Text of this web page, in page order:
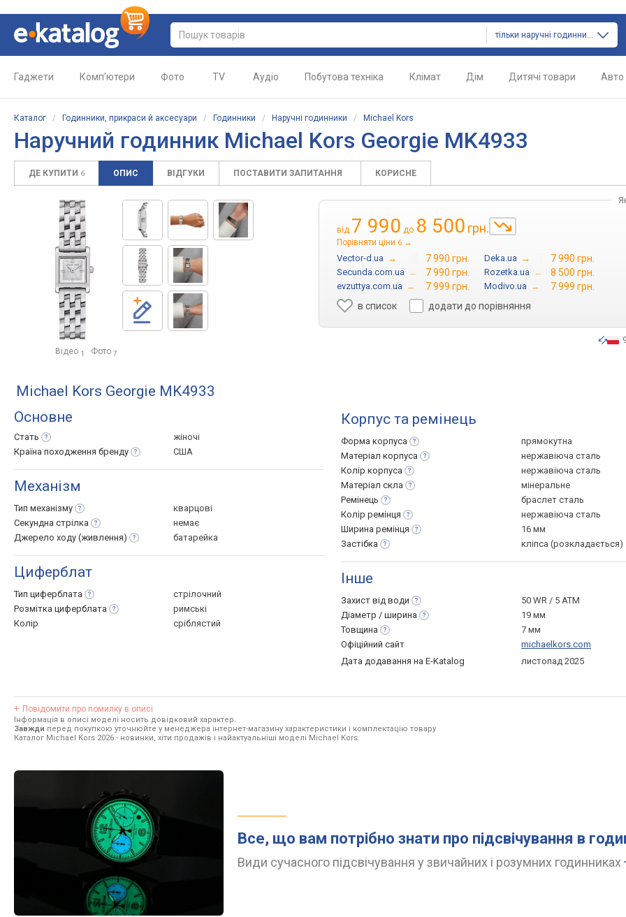
тільки наручні годинники
Гаджети Комп'ютери Фото TV Аудіо Побутова техніка Клімат Дім Дитячі товари Авто
Каталог / Годинники, прикраси й аксесуари / Годинники / Наручні годинники / Michael Kors
Наручний годинник Michael Kors Georgie MK4933
ДЕ КУПИТИ 6 ОПИС ВІДГУКИ ПОСТАВИТИ ЗАПИТАННЯ КОРИСНЕ
Відео 1 Фото 7
від 7 990 до 8 500 грн.
Порівняти ціни 6 →
Vector-d.ua → 7 990 грн. Deka.ua → 7 990 грн.
Secunda.com.ua → 7 990 грн. Rozetka.ua → 8 500 грн.
evzuttya.com.ua → 7 999 грн. Modivo.ua →
7 999 грн.
в список
додати до порівняння
Michael Kors Georgie MK4933
Основне
Стать
жіночі
Країна походження бренду США
Механізм
Тип механізму
кварцові
Секундна стрілка
немає
Джерело ходу (живлення) батарейка
Циферблат
Тип циферблата
стрілочний
Розмітка циферблата
римські
Колір
сріблястий
Корпус та ремінець
Форма корпуса
прямокутна
Матеріал корпуса
нержавіюча сталь
Колір корпуса
нержавіюча сталь
Матеріал скла
мінеральне
Ремінець
браслет сталь
Колір ремінця
нержавіюча сталь
Ширина ремінця
16 мм
Застібка
кліпса (розкладається)
Інше
Захист від води
50 WR / 5 ATM
Діаметр / ширина
19 мм
Товщина
7 мм
Офіційний сайт
michaelkors.com
Дата додавання на E-Katalog
листопад 2025
Повідомити про помилку в описі
Інформація в описі моделі носить довідковий характер.
Завжди перед покупкою уточнюйте у менеджера інтернет-магазину характеристики і комплектацію товару
Каталог Michael Kors 2026 - новинки, хіти продажів і найактуальніші моделі Michael Kors.
Все, що вам потрібно знати про підсвічування в
Види сучасного підсвічування у звичайних і розумних годинниках